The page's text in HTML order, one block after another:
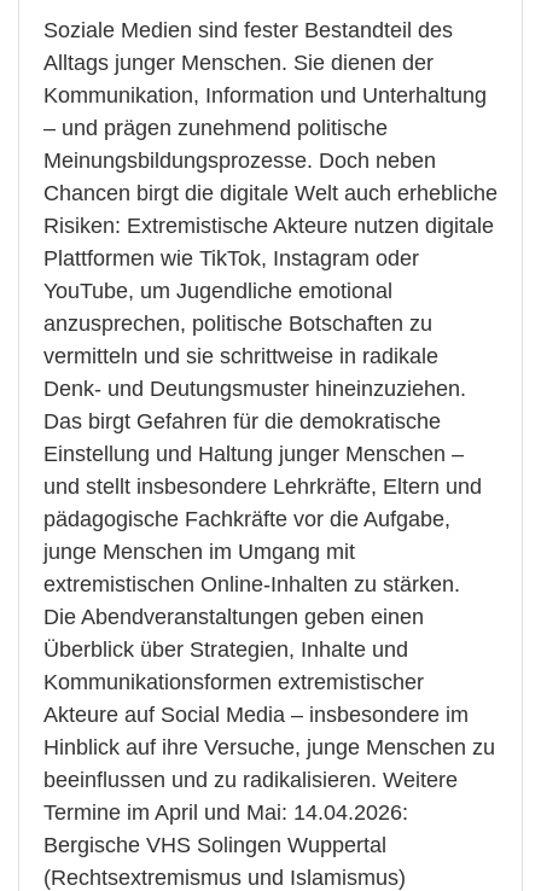
Soziale Medien sind fester Bestandteil des
Alltags junger Menschen. Sie dienen der
Kommunikation, Information und Unterhaltung
– und prägen zunehmend politische
Meinungsbildungsprozesse. Doch neben
Chancen birgt die digitale Welt auch erhebliche
Risiken: Extremistische Akteure nutzen digitale
Plattformen wie TikTok, Instagram oder
YouTube, um Jugendliche emotional
anzusprechen, politische Botschaften zu
vermitteln und sie schrittweise in radikale
Denk- und Deutungsmuster hineinzuziehen.
Das birgt Gefahren für die demokratische
Einstellung und Haltung junger Menschen –
und stellt insbesondere Lehrkräfte, Eltern und
pädagogische Fachkräfte vor die Aufgabe,
junge Menschen im Umgang mit
extremistischen Online-Inhalten zu stärken.
Die Abendveranstaltungen geben einen
Überblick über Strategien, Inhalte und
Kommunikationsformen extremistischer
Akteure auf Social Media – insbesondere im
Hinblick auf ihre Versuche, junge Menschen zu
beeinflussen und zu radikalisieren. Weitere
Termine im April und Mai: 14.04.2026:
Bergische VHS Solingen Wuppertal
(Rechtsextremismus und Islamismus)